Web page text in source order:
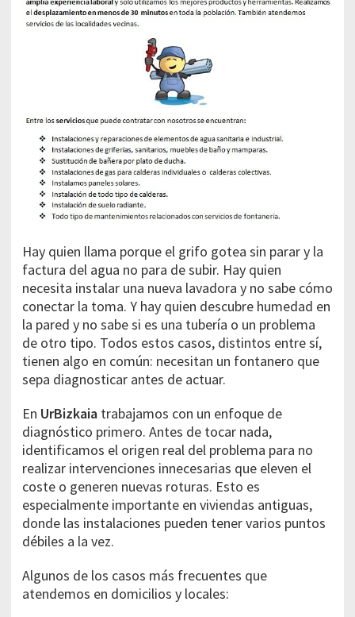
Hay quien llama porque el grifo gotea sin parar y la
factura del agua no para de subir. Hay quien
necesita instalar una nueva lavadora y no sabe cómo
conectar la toma. Y hay quien descubre humedad en
la pared y no sabe si es una tubería o un problema
de otro tipo. Todos estos casos, distintos entre sí,
tienen algo en común: necesitan un fontanero que
sepa diagnosticar antes de actuar.
En UrBizkaia trabajamos con un enfoque de
diagnóstico primero. Antes de tocar nada,
identificamos el origen real del problema para no
realizar intervenciones innecesarias que eleven el
coste o generen nuevas roturas. Esto es
especialmente importante en viviendas antiguas,
donde las instalaciones pueden tener varios puntos
débiles a la vez.
Algunos de los casos más frecuentes que
atendemos en domicilios y locales: